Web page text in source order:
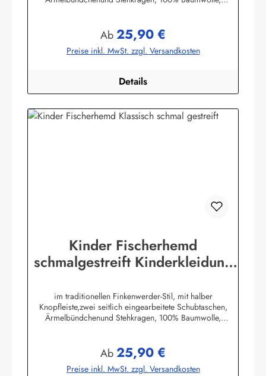
Wittmundinfo@modas-bekleidung.de
Regulärer Preis:
Ab25,90 €
Preise inkl. MwSt. zzgl. Versandkosten
Details
Kinder Fischerhemd
schmalgestreift Kinderkleidung
im traditionellen Finkenwerder-Stil, mit halber
Knopfleiste,zwei seitlich eingearbeitete Schubtaschen,
Ärmelbündchenund Stehkragen, 100% Baumwolle,
Wittmundinfo@modas-bekleidung.de
Regulärer Preis:
Ab25,90 €
Preise inkl. MwSt. zzgl. Versandkosten